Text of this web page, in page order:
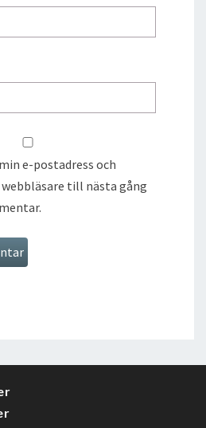
e-postadress och
till nästa gång